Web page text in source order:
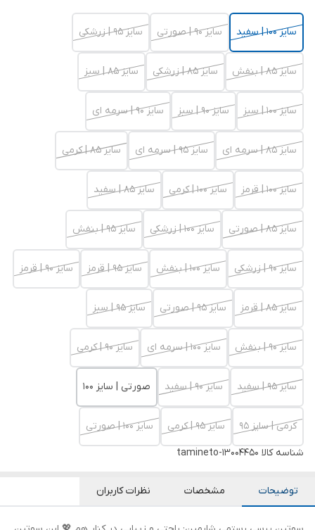
سایز 100 | سفید سایز 90 | صورتی سایز 95 | زرشکی
سایز 85 | بنفش سایز 85 | زرشکی سایز 85 | سبز
سایز 100 | سبز سایز 90 | سبز سایز 90 | سرمه ای
سایز 85 | سرمه ای سایز 95 | سرمه ای سایز 85 | کرمی
سایز 100 | قرمز سایز 100 | کرمی سایز 85 | سفید
سایز 85 | صورتی سایز 100 | زرشکی سایز 95 | بنفش
سایز 90 | زرشکی سایز 100 | بنفش سایز 95 | قرمز سایز 90 | قرمز
سایز 85 | قرمز سایز 95 | صورتی سایز 95 | سبز
سایز 90 | بنفش سایز 100 | سرمه ای سایز 90 | کرمی
سایز 95 | سفید سایز 90 | سفید صورتی | سایز 100
کرمی | سایز 95 سایز 95 | کرمی
سایز 100 | صورتی
شناسه کالا tamineto-13004450
توضیحات مشخصات نظرات کاربران